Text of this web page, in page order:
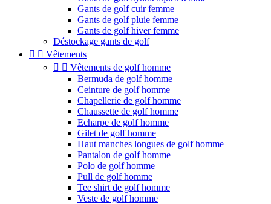
Gants de golf cuir femme
Gants de golf pluie femme
Gants de golf hiver femme
Déstockage gants de golf
  Vêtements
  Vêtements de golf homme
Bermuda de golf homme
Ceinture de golf homme
Chapellerie de golf homme
Chaussette de golf homme
Echarpe de golf homme
Gilet de golf homme
Haut manches longues de golf homme
Pantalon de golf homme
Polo de golf homme
Pull de golf homme
Tee shirt de golf homme
Veste de golf homme